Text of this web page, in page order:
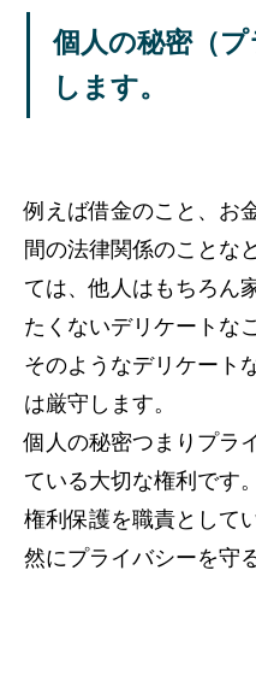
個人の秘密（
します。
例えば借金のこと、お
間の法律関係のことな
ては、他人はもちろん
たくないデリケートな
そのようなデリケート
は厳守します。
個人の秘密つまりプラ
ている大切な権利です。
権利保護を職責として
然にプライバシーを守